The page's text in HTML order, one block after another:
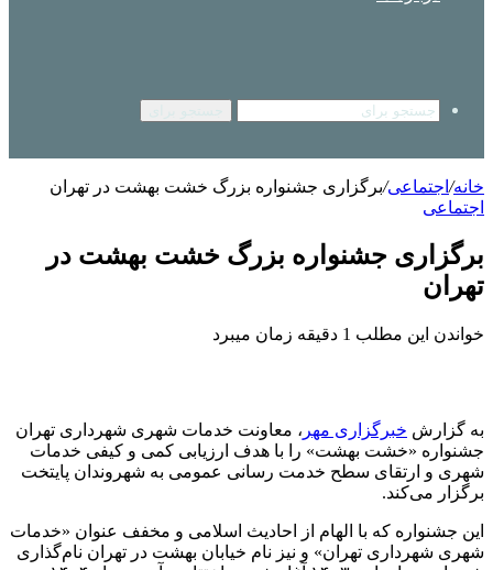
خانه/ اجتماعی/برگزاری جشنواره بزرگ خشت بهشت در تهران
اجتماعی
برگزاری جشنواره بزرگ خشت بهشت در
تهران
خواندن این مطلب 1 دقیقه زمان میبرد
به گزارش خبرگزاری مهر ، معاونت خدمات شهری شهرداری تهران
جشنواره «خشت بهشت» را با هدف ارزیابی کمی و کیفی خدمات
شهری و ارتقای سطح خدمت رسانی عمومی به شهروندان پایتخت
برگزار می‌کند.
این جشنواره که با الهام از احادیث اسلامی و مخفف عنوان «خدمات
شهری شهرداری تهران» و نیز نام خیابان بهشت در تهران نام‌گذاری